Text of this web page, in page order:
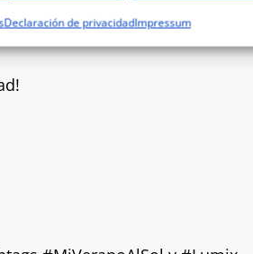
Declaración de privacidadImpressum
tienes hasta el 19 de julio para